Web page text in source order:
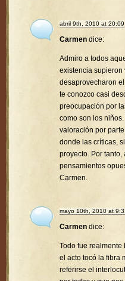
abril 9th, 2010 at 20:09
Carmen dice:
Admiro a todos
existencia supieron
desaprovecharon
te conozco casi
preocupación por
como son los
valoración por
donde las críticas,
proyecto. Por
pensamientos
Carmen.
mayo 10th, 2010 at
Carmen dice:
Todo fue realmente
el acto tocó la fibra
referirse el